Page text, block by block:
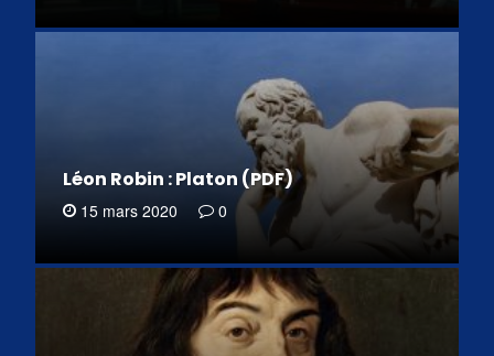
Léon Robin : Platon (PDF)
15 mars 2020 0